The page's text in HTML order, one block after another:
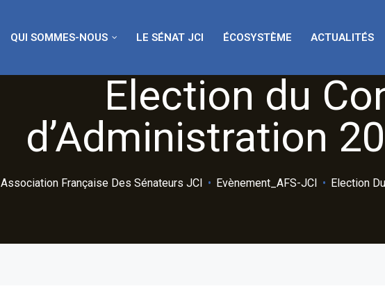
QUI SOMMES-NOUS LE SÉNAT JCI ÉCOSYSTÈME ACTUALITÉS
Election du
d’Administration
Association Française Des Sénateurs JCI • Evènement_AFS-JCI • Election